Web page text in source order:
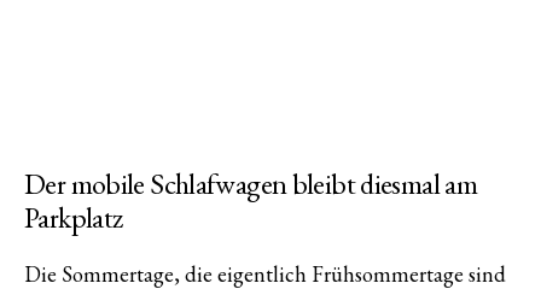
Der mobile Schlafwagen bleibt diesmal am
Parkplatz
Die Sommertage, die eigentlich Frühsommertage sind